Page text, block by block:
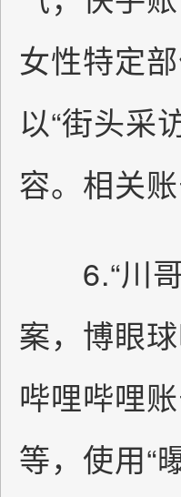
女性特定
以“街头采
容。相关
6.“川哥
案，博眼
哔哩哔哩
等，使用“